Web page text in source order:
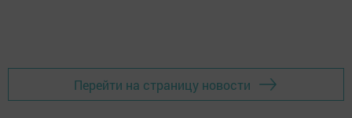
Перейти на страницу новости